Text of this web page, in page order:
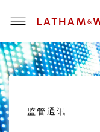
T
o
g
g
监管通讯